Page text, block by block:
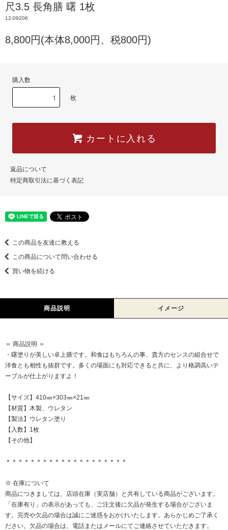
尺3.5 長角膳 曙 1枚
12-09206
8,800円(本体8,000円、税800円)
購入数
枚
カートに入れる
返品について
特定商取引法に基づく表記
この商品を友達に教える
この商品について問い合わせる
買い物を続ける
商品説明 イメージ
＝ 商品説明 ＝
・曙塗りが美しい卓上膳です。和食はもちろんの事、貴方のセンスの組合せで
洋食とも相性も抜群です。多くの場面にも対応できると共に、より格調高いテ
ーブルが仕上がりますよ！
【サイズ】410㎜×303㎜×21㎜
【材質】木製、ウレタン
【製法】ウレタン塗り
【入数】1枚
【その他】
＊＊＊＊＊＊＊＊＊＊＊＊＊＊＊＊＊＊＊＊
※ 在庫について
商品につきましては、店頭在庫（実店舗）と共有している商品がございます。
「在庫有り」の表示があっても、ご注文後に欠品が発生する場合がございま
す。完売や欠品の場合は誠にご迷惑をおかけいたします。あらかじめご了承く
ださい。欠品の場合は、電話またはメールにてご連絡させていただきます。